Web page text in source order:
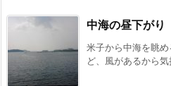
中海の昼下がり
米子から中海を眺
ど、風があるから